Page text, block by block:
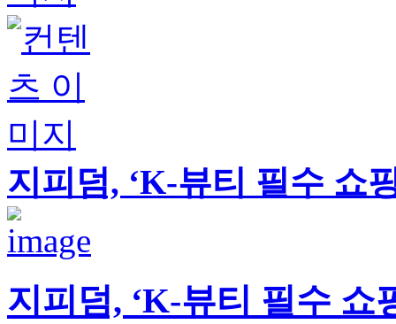
지피덤, ‘K-뷰티 필수 쇼
지피덤, ‘K-뷰티 필수 쇼